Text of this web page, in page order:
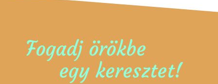
Fogadj örökbe
egy keresztet!